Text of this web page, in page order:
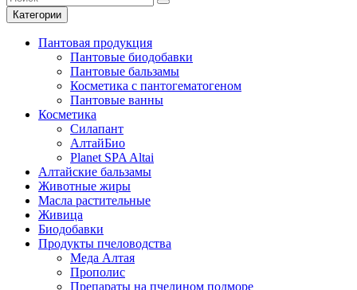
Категории
Пантовая продукция
Пантовые биодобавки
Пантовые бальзамы
Косметика с пантогематогеном
Пантовые ванны
Косметика
Силапант
АлтайБио
Planet SPA Altai
Алтайские бальзамы
Животные жиры
Масла растительные
Живица
Биодобавки
Продукты пчеловодства
Меда Алтая
Прополис
Препараты на пчелином подморе